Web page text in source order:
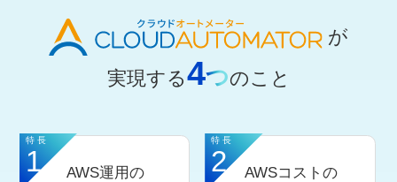
が
実現する4つのこと
特長
1
AWS運用の
特長
2
AWSコストの